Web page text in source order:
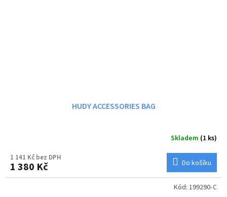
HUDY ACCESSORIES BAG
Skladem (1 ks)
1 141 Kč bez DPH
1 380 Kč Do košíku
Kód: 199290-C